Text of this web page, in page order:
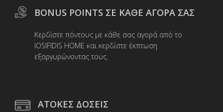
BONUS POINTS ΣΕ ΚΑΘΕ ΑΓΟΡΑ ΣΑΣ
Κερδίστε πόντους με κάθε σας αγορά από το
IOSIFIDIS HOME και κερδίστε έκπτωση
εξαργυρώνοντας τους.
ΑΤΟΚΕΣ ΔΟΣΕΙΣ